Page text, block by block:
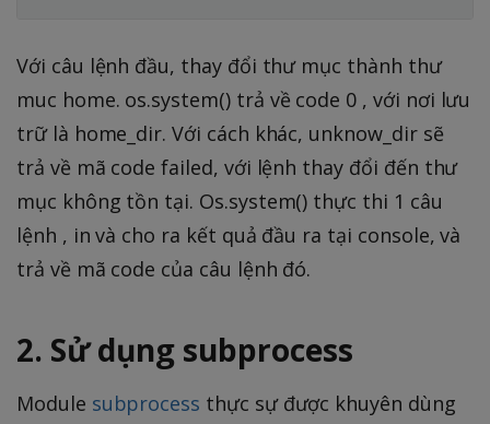
Với câu lệnh đầu, thay đổi thư mục thành thư
muc home. os.system() trả về code 0 , với nơi lưu
trữ là home_dir. Với cách khác, unknow_dir sẽ
trả về mã code failed, với lệnh thay đổi đến thư
mục không tồn tại. Os.system() thực thi 1 câu
lệnh , in và cho ra kết quả đầu ra tại console, và
trả về mã code của câu lệnh đó.
2. Sử dụng subprocess
Module subprocess thực sự được khuyên dùng